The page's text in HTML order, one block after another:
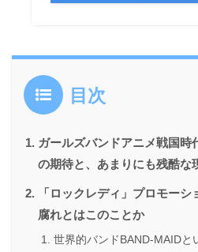
目次
ガールズバンドアニメ戦国時
の期待と、あまりにも残酷な
「ロックレディ」プロモー
腐れとはこのことか
世界的バンドBAND-MAIDと